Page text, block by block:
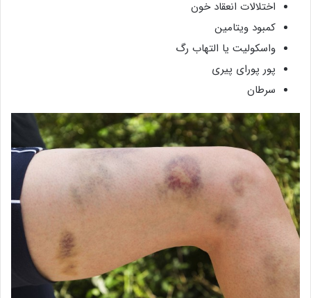
اختلالات انعقاد خون
کمبود ویتامین
واسکولیت یا التهاب رگ
پور پورای پیری
سرطان